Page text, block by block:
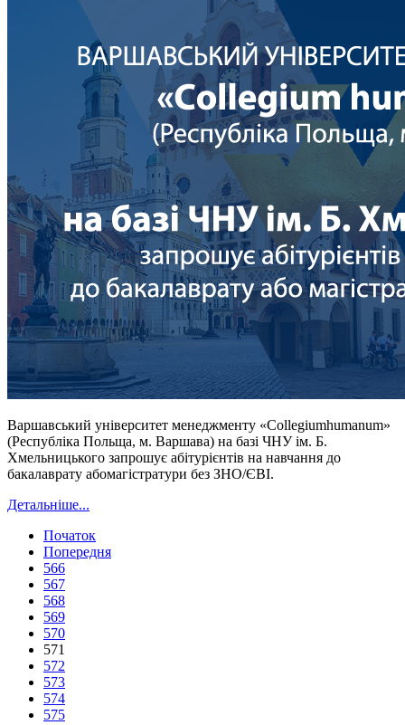
Варшавський університет менеджменту «Сollegiumhumanum»
(Республіка Польща, м. Варшава) на базі ЧНУ ім. Б.
Хмельницького запрошує абітурієнтів на навчання до
бакалаврату абомагістратури без ЗНО/ЄВІ.
Детальніше...
Початок
Попередня
566
567
568
569
570
571
572
573
574
575